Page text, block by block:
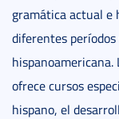
gramática actual e
diferentes
ofrece cursos
hispano, el